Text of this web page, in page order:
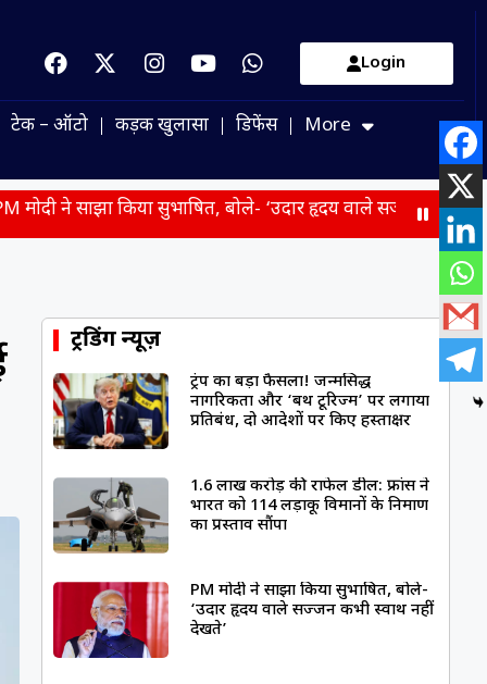
Login
टेक – ऑटो कड़क खुलासा डिफेंस More
किया सुभाषित, बोले- ‘उदार हृदय वाले सज्जन कभी स्वार्थ नहीं देखते’
ट्रेंडिंग न्यूज़
ट्रंप का बड़ा फैसला! जन्मसिद्ध
नागरिकता और ‘बर्थ टूरिज्म’ पर लगाया
प्रतिबंध, दो आदेशों पर किए हस्ताक्षर
1.6 लाख करोड़ की राफेल डील: फ्रांस ने
भारत को 114 लड़ाकू विमानों के निर्माण
का प्रस्ताव सौंपा
PM मोदी ने साझा किया सुभाषित, बोले-
‘उदार हृदय वाले सज्जन कभी स्वार्थ नहीं
देखते’